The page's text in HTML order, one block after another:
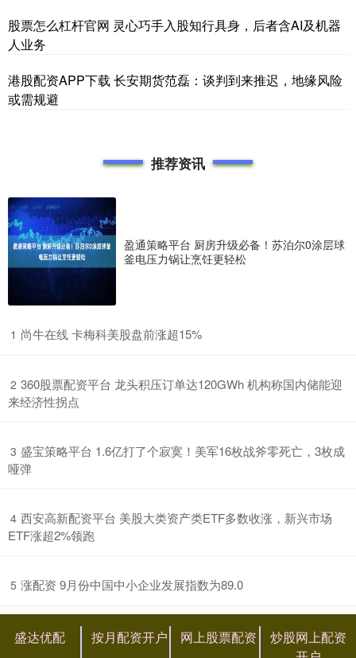
股票怎么杠杆官网 灵心巧手入股知行具身，后者含AI及机器
人业务
港股配资APP下载 长安期货范磊：谈判到来推迟，地缘风险
或需规避
推荐资讯
盈通策略平台 厨房升级必备！苏泊尔0涂层球
釜电压力锅让烹饪更轻松
1 ​尚牛在线 卡梅科美股盘前涨超15%
2 ​360股票配资平台 龙头积压订单达120GWh 机构称国内储能迎
来经济性拐点
3 ​盛宝策略平台 1.6亿打了个寂寞！美军16枚战斧零死亡，3枚成
哑弹
4 ​西安高新配资平台 美股大类资产类ETF多数收涨，新兴市场
ETF涨超2%领跑
5 ​涨配资 9月份中国中小企业发展指数为89.0
盛达优配 按月配资开户 网上股票配资
炒股网上配资